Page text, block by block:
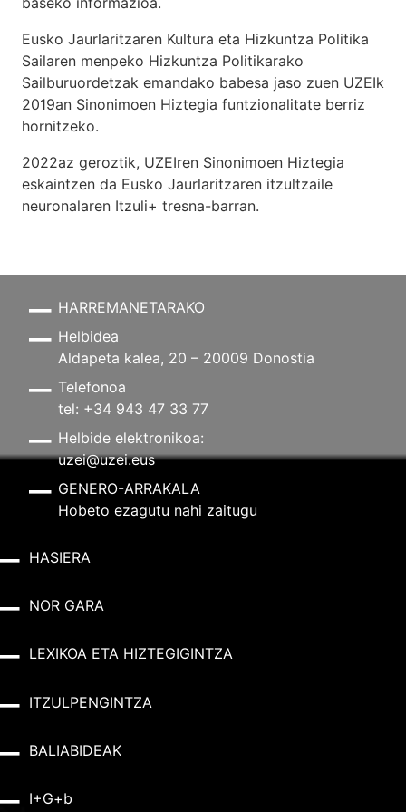
Eusko Jaurlaritzaren Kultura eta Hizkuntza Politika
Sailaren menpeko Hizkuntza Politikarako
Sailburuordetzak emandako babesa jaso zuen UZEIk
2019an Sinonimoen Hiztegia funtzionalitate berriz
hornitzeko.
2022az geroztik, UZEIren Sinonimoen Hiztegia
eskaintzen da Eusko Jaurlaritzaren itzultzaile
neuronalaren Itzuli+ tresna-barran.
HARREMANETARAKO
Helbidea
Aldapeta kalea, 20 – 20009 Donostia
Telefonoa
tel: +34 943 47 33 77
Helbide elektronikoa:
uzei@uzei.eus
GENERO-ARRAKALA
Hobeto ezagutu nahi zaitugu
HASIERA
NOR GARA
LEXIKOA ETA HIZTEGIGINTZA
ITZULPENGINTZA
BALIABIDEAK
I+G+b